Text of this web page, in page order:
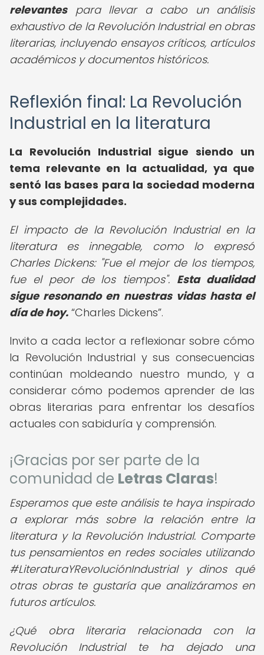
relevantespara llevar a cabo un análisis
exhaustivo de la Revolución Industrial en obras
literarias, incluyendo ensayos críticos, artículos
académicos y documentos históricos.
Reflexión final: La Revolución
Industrial en la literatura
La Revolución Industrial sigue siendo un
tema relevante en la actualidad, ya que
sentó las bases para la sociedad moderna
y sus complejidades.
El impacto de la Revolución Industrial en la
literatura es innegable, como lo expresó
Charles Dickens: "Fue el mejor de los tiempos,
fue el peor de los tiempos". Esta dualidad
sigue resonando en nuestras vidas hasta el
día de hoy. Charles Dickens .
Invito a cada lector a reflexionar sobre cómo
la Revolución Industrial y sus consecuencias
continúan moldeando nuestro mundo, y a
considerar cómo podemos aprender de las
obras literarias para enfrentar los desafíos
actuales con sabiduría y comprensión.
¡Gracias por ser parte de la
comunidad de Letras Claras!
Esperamos que este análisis te haya inspirado
a explorar más sobre la relación entre la
literatura y la Revolución Industrial. Comparte
tus pensamientos en redes sociales utilizando
#LiteraturaYRevoluciónIndustrial y dinos qué
otras obras te gustaría que analizáramos en
futuros artículos.
¿Qué obra literaria relacionada con la
Revolución Industrial te ha dejado una